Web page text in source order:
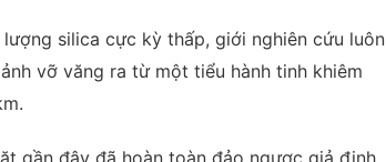
silica cực kỳ thấp, giới nghiên cứu luôn
vỡ văng ra từ một tiểu hành tinh khiêm
gần đây đã hoàn toàn đảo ngược giả định